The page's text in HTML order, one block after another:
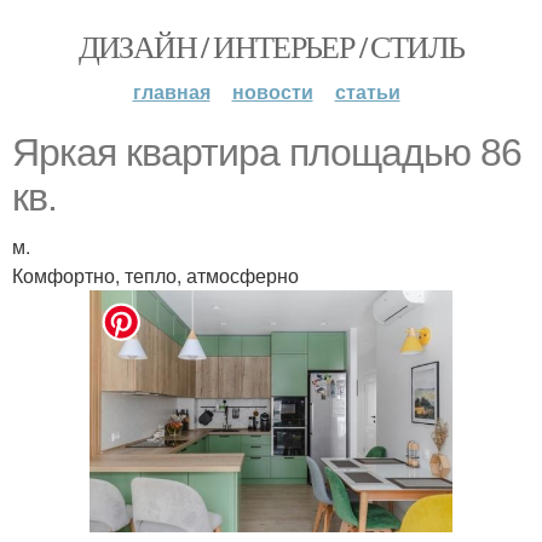
ДИЗАЙН / ИНТЕРЬЕР / СТИЛЬ
главная новости статьи
Яркая квартира площадью 86
кв.
м.
Комфортно, тепло, атмосферно